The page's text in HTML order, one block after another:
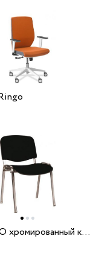
Стул ИЗО хромированный каркас